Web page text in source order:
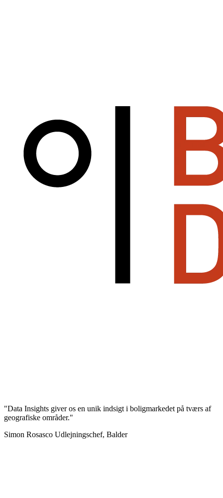
"Data Insights giver os en unik indsigt i boligmarkedet på tværs af
geografiske områder."
Simon Rosasco Udlejningschef, Balder